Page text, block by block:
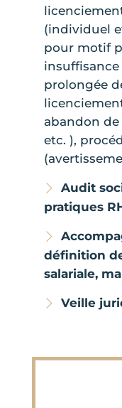
(individuel
pour motif
prolongée
abandon
etc. ),
Audit
pratiques
définition
salariale,
Veille